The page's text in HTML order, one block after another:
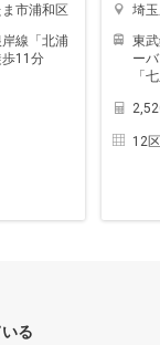
市浦和区
線「北浦
11分
埼
東
ー
「
12
る